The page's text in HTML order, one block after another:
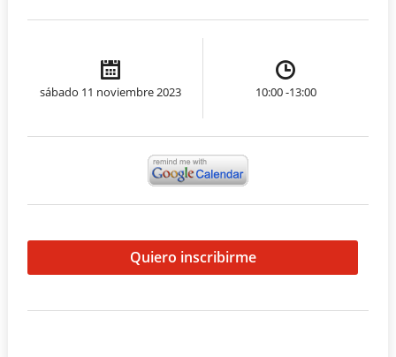
sábado 11 noviembre 2023 10:00 -13:00
Quiero inscribirme